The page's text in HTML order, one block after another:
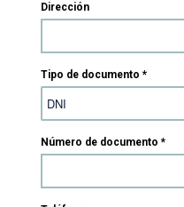
Dirección
Tipo de documento *
Número de documento *